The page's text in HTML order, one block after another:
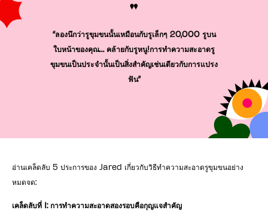
"
“ลองนึกว่ารูขุมขนนั้นเหมือนกับรูเล็กๆ 20,000 รูบน
ใบหน้าของคุณ… คล้ายกับรูหนู!การทำความสะอาดรู
ขุมขนเป็นประจำนั้นเป็นสิ่งสำคัญเช่นเดียวกับการแปรง
ฟัน”
อ่านเคล็ดลับ 5 ประการของ Jared เกี่ยวกับวิธีทำความสะอาดรูขุมขนอย่าง
หมดจด:
เคล็ดลับที่ 1: การทำความสะอาดสองรอบคือกุญแจสำคัญ